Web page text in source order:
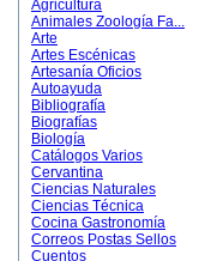
Agricultura
Animales Zoología Fa...
Arte
Artes Escénicas
Artesanía Oficios
Autoayuda
Bibliografía
Biografías
Biología
Catálogos Varios
Cervantina
Ciencias Naturales
Ciencias Técnica
Cocina Gastronomía
Correos Postas Sellos
Cuentos